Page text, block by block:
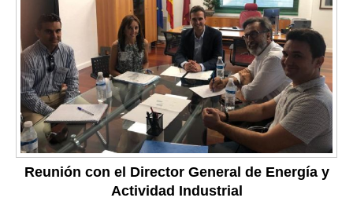
Reunión con el Director General de Energía y
Actividad Industrial